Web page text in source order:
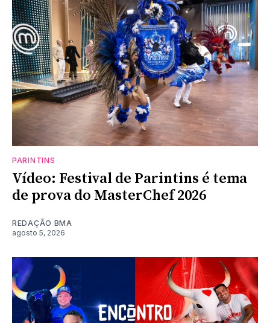
PARINTINS
Vídeo: Festival de Parintins é tema
de prova do MasterChef 2026
REDAÇÃO BMA
agosto 5, 2026